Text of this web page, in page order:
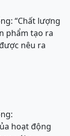
“Chất lượng
phẩm tạo ra
nêu ra
hoạt động